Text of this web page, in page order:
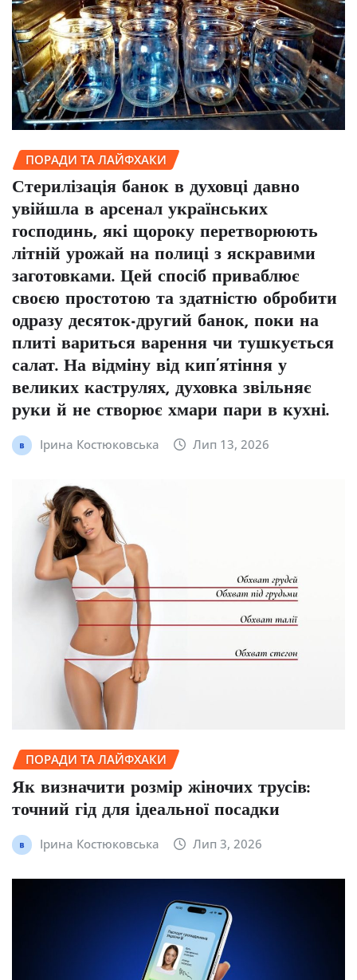
ПОРАДИ ТА ЛАЙФХАКИ
Стерилізація банок в духовці давно
увійшла в арсенал українських
господинь, які щороку перетворюють
літній урожай на полиці з яскравими
заготовками. Цей спосіб приваблює
своєю простотою та здатністю обробити
одразу десяток-другий банок, поки на
плиті вариться варення чи тушкується
салат. На відміну від кип’ятіння у
великих каструлях, духовка звільняє
руки й не створює хмари пари в кухні.
Ірина Костюковська Лип 13, 2026
ПОРАДИ ТА ЛАЙФХАКИ
Як визначити розмір жіночих трусів:
точний гід для ідеальної посадки
Ірина Костюковська Лип 3, 2026